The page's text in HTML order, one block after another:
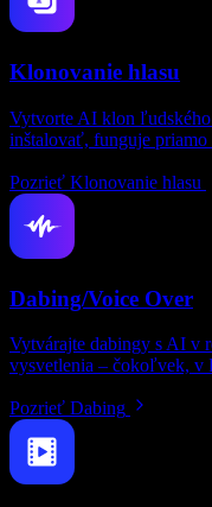
Klonovanie hlasu
Vytvorte AI klon ľudského
inštalovať, funguje priamo
Pozrieť Klonovanie hlasu
Dabing/Voice Over
Vytvárajte dabingy s AI v
vysvetlenia – čokoľvek, v
Pozrieť Dabing